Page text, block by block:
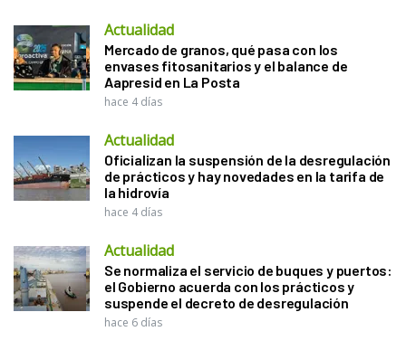
Actualidad
Mercado de granos, qué pasa con los
envases fitosanitarios y el balance de
Aapresid en La Posta
hace 4 días
Actualidad
Oficializan la suspensión de la desregulación
de prácticos y hay novedades en la tarifa de
la hidrovía
hace 4 días
Actualidad
Se normaliza el servicio de buques y puertos:
el Gobierno acuerda con los prácticos y
suspende el decreto de desregulación
hace 6 días